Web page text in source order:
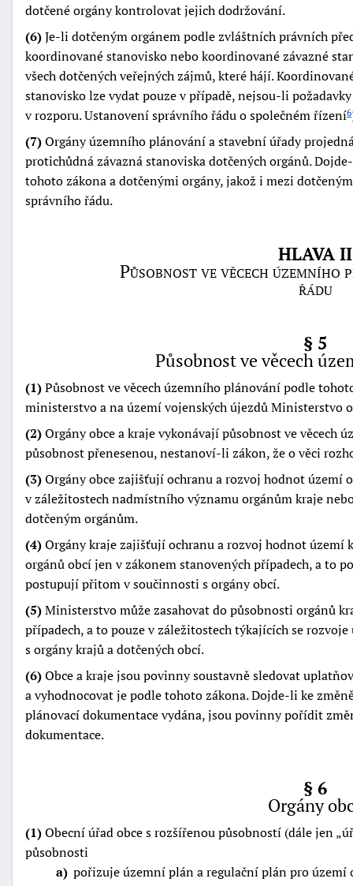
dotčené orgány kontrolovat jejich dodržování.
(6)Je-li dotčeným orgánem podle zvláštních právních
koordinované stanovisko nebo koordinované závazné
všech dotčených veřejných zájmů, které hájí.
stanovisko lze vydat pouze v případě, nejsou-li
v rozporu. Ustanovení správního řádu o společném řízení6
(7)Orgány územního plánování a stavební úřady
protichůdná závazná stanoviska dotčených orgánů.
tohoto zákona a dotčenými orgány, jakož i mezi
správního řádu.
HLAVA II
Působnost ve věcech územního
řádu
§ 5
Působnost ve věcech
(1)Působnost ve věcech územního plánování podle
ministerstvo a na území vojenských újezdů Ministerstvo
(2)Orgány obce a kraje vykonávají působnost ve věcech
působnost přenesenou, nestanoví-li zákon, že o věci
(3)Orgány obce zajišťují ochranu a rozvoj hodnot území
v záležitostech nadmístního významu orgánům kraje
dotčeným orgánům.
(4)Orgány kraje zajišťují ochranu a rozvoj hodnot území
orgánů obcí jen v zákonem stanovených případech, a to
postupují přitom v součinnosti s orgány obcí.
(5)Ministerstvo může zasahovat do působnosti orgánů
případech, a to pouze v záležitostech týkajících se
s orgány krajů a dotčených obcí.
(6)Obce a kraje jsou povinny soustavně sledovat
a vyhodnocovat je podle tohoto zákona. Dojde-li ke
plánovací dokumentace vydána, jsou povinny pořídit
dokumentace.
§ 6
Orgány
(1)Obecní úřad obce s rozšířenou působností (dále jen
působnosti
a pořizuje územní plán a regulační plán pro území